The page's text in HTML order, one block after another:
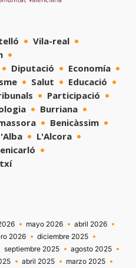
Vila-real
Diputació
Economía
Salut
Educació
Participació
Burriana
Benicàssim
L'Alcora
mayo 2026
abril 2026
2026
diciembre 2025
septiembre 2025
agosto 2025
abril 2025
marzo 2025